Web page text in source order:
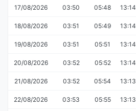
17/08/2026 03:50 05:48 13:14
18/08/2026 03:51 05:49 13:14
19/08/2026 03:51 05:51 13:14
20/08/2026 03:52 05:52 13:14
21/08/2026 03:52 05:54 13:13
22/08/2026 03:53 05:55 13:13